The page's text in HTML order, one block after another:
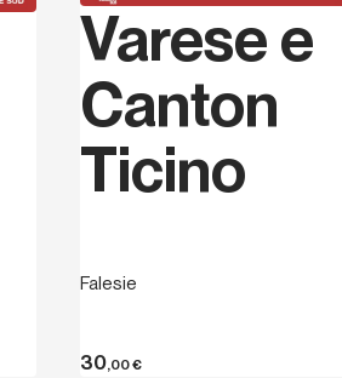
Varese e
Canton
Ticino
Falesie
30,00€